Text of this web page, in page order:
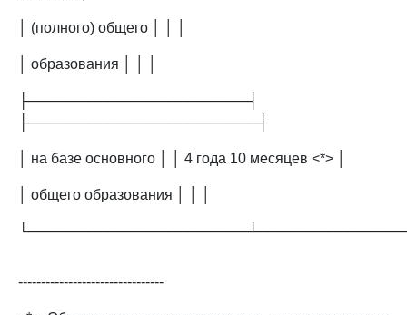
│ (полного) общего │ │ │
│ образования │ │ │
├──────────────────────┤
├───────────────────────┤
│ на базе основного │ │ 4 года 10 месяцев <*> │
│ общего образования │ │ │
--------------------------------